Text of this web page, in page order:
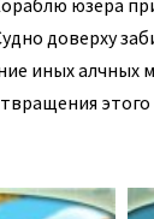
юзера
доверху
иных алчных